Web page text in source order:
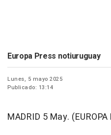
Europa Press notiuruguay
Lunes, 5 mayo 2025
Publicado: 13:14
MADRID 5 May. (EUROPA